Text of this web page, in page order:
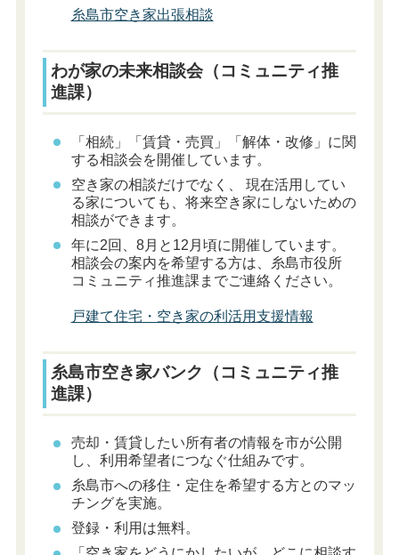
糸島市空き家出張相談
わが家の未来相談会（コミュニティ推
進課）
「相続」「賃貸・売買」「解体・改修」に関
する相談会を開催しています。
空き家の相談だけでなく、 現在活用してい
る家についても、将来空き家にしないための
相談ができます。
年に2回、8月と12月頃に開催しています。
相談会の案内を希望する方は、糸島市役所
コミュニティ推進課までご連絡ください。
戸建て住宅・空き家の利活用支援情報
糸島市空き家バンク（コミュニティ推
進課）
売却・賃貸したい所有者の情報を市が公開
し、利用希望者につなぐ仕組みです。
糸島市への移住・定住を希望する方とのマッ
チングを実施。
登録・利用は無料。